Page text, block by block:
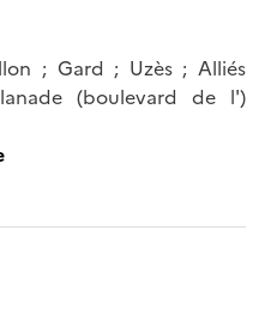
; Gard ; Uzès ; Alliés
(boulevard de l')